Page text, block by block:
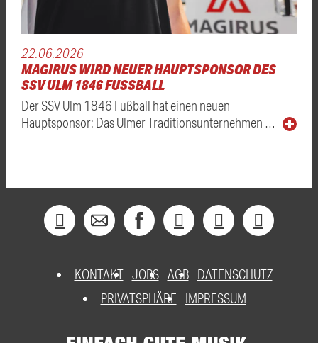
22.06.2026
MAGIRUS WIRD NEUER HAUPTSPONSOR DES
SSV ULM 1846 FUSSBALL
Der SSV Ulm 1846 Fußball hat einen neuen
Hauptsponsor: Das Ulmer Traditionsunternehmen …
KONTAKT JOBS AGB DATENSCHUTZ
PRIVATSPHÄRE
IMPRESSUM